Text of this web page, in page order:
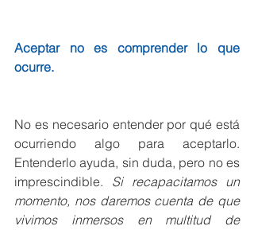
Aceptar no es comprender lo que
ocurre.
No es necesario entender por qué está
ocurriendo algo para aceptarlo.
Entenderlo ayuda, sin duda, pero no es
imprescindible. Si recapacitamos un
momento, nos daremos cuenta de que
vivimos inmersos en multitud de